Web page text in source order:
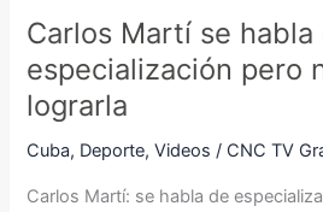
Carlos Martí se habla
especialización pero
lograrla
Cuba, Deporte,Videos / CNC TV
Carlos Martí: se habla de